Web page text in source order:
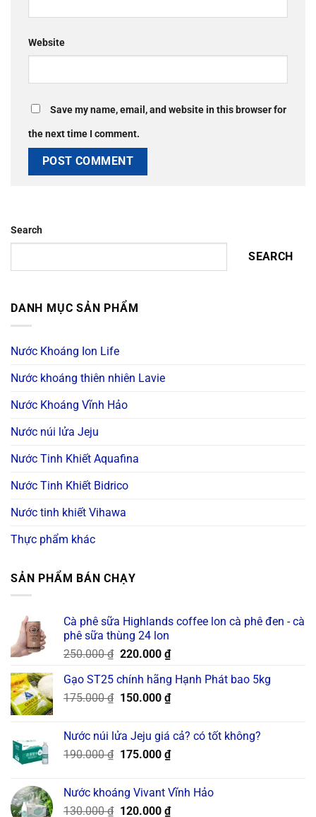
Website
Save my name, email, and website in this browser for
the next time I comment.
Search
SEARCH
DANH MỤC SẢN PHẨM
Nước Khoáng Ion Life
Nước khoáng thiên nhiên Lavie
Nước Khoáng Vĩnh Hảo
Nước núi lửa Jeju
Nước Tinh Khiết Aquafina
Nước Tinh Khiết Bidrico
Nước tinh khiết Vihawa
Thực phẩm khác
SẢN PHẨM BÁN CHẠY
Cà phê sữa Highlands coffee lon cà phê đen - cà
phê sữa thùng 24 lon
250.000₫ Original
was:
250.000 ₫.
220.000 ₫Current
is:
220.000 ₫.
Gạo ST25 chính hãng Hạnh Phát bao 5kg
175.000₫ Original
175.000 ₫.
150.000 ₫Current
150.000 ₫.
Nước núi lửa Jeju giá cả? có tốt không?
190.000₫ Original
190.000 ₫.
175.000 ₫Current
is:
175.000 ₫.
Nước khoáng Vivant Vĩnh Hảo
130.000₫ Original
120.000 ₫Current